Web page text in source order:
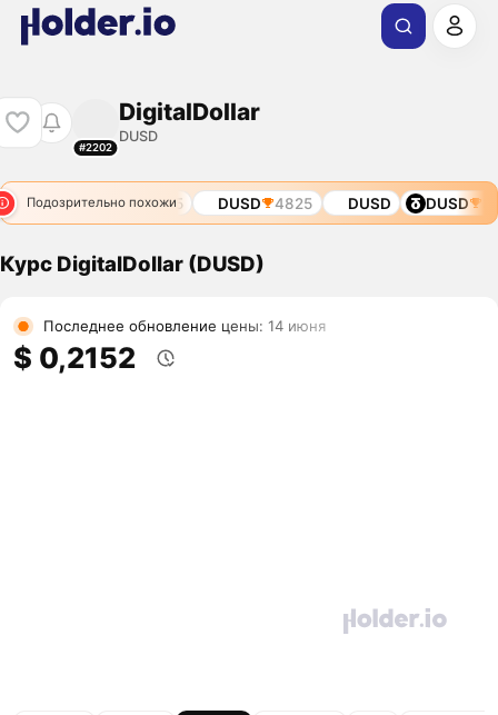
#2202
DigitalDollar
DUSD
Подозрительно похожи
2695 DUSD 2945 DUSD 4825 DUSD DUSD
Курс DigitalDollar (DUSD)
Последнее обновление цены: 14 июня
$ 0,2152